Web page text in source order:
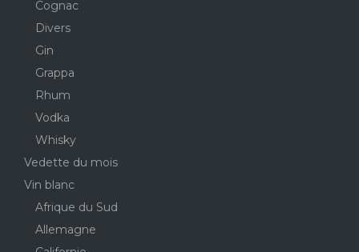
Cognac
Divers
Gin
Grappa
Rhum
Vodka
Whisky
Vedette du mois
Vin blanc
Afrique du Sud
Allemagne